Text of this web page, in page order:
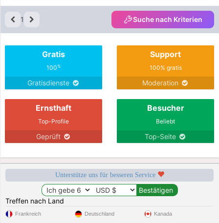
purpose and positivity, always
focusing on building something real
and lasting.
1 Suche nach Kriterien
Gratis
100%
Gratisdienste
Support
100% gratis
Moderation
Ernsthaft
Top-Profile
Geprüft
Besucher
Beliebt
Top-Seite
Unterstütze uns für besseren Service
Treffen nach Land
Frankreich Deutschland Kanada